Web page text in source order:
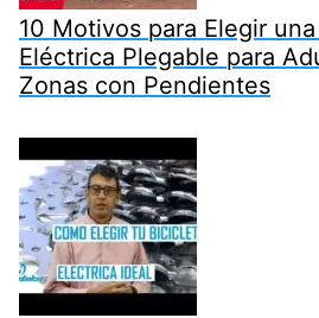
10 Motivos para Elegir
Eléctrica Plegable para
Zonas con Pendientes